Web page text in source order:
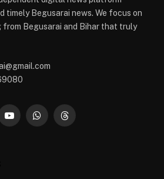
timely Begusarai news. We focus on
Begusarai and Bihar that truly
YouTubeWhatsAppThreads